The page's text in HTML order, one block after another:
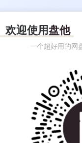
欢迎使用盘他
一个超好用的网